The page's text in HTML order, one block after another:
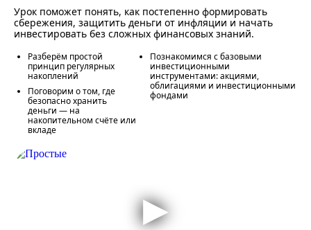
Урок поможет понять, как постепенно формировать
сбережения, защитить деньги от инфляции и начать
инвестировать без сложных финансовых знаний.
Разберём простой
принцип регулярных
накоплений
Поговорим о том, где
безопасно хранить
деньги — на
накопительном счёте или
вкладе
Познакомимся с базовыми
инвестиционными
инструментами: акциями,
облигациями и инвестиционными
фондами